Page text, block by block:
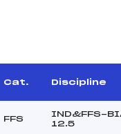
Cat. Discipline
FFS
IND&FFS-
12.5